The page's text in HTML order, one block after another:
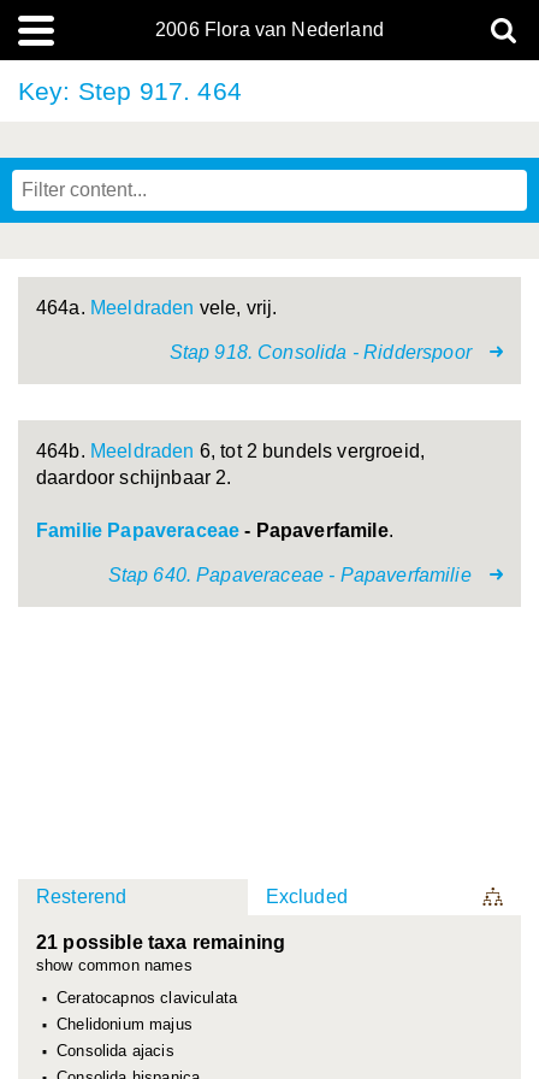
2006 Flora van Nederland
Key: Step 917. 464
464a. Meeldraden vele, vrij.
Stap 918. Consolida - Ridderspoor
464b. Meeldraden 6, tot 2 bundels vergroeid,
daardoor schijnbaar 2.
Familie Papaveraceae - Papaverfamile.
Stap 640. Papaveraceae - Papaverfamilie
Resterend Excluded
21 possible taxa remaining
show common names
Ceratocapnos claviculata
Chelidonium majus
Consolida ajacis